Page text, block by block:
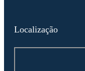
Localização